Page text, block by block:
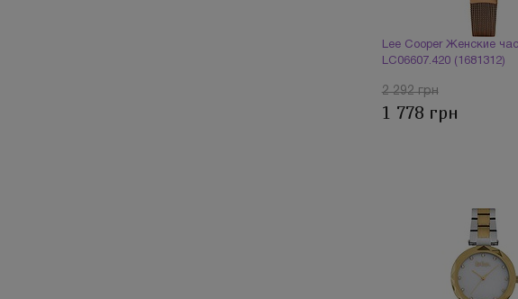
Lee Cooper Женские
LC06607.420 (1681312)
2 292 грн
1 778 грн